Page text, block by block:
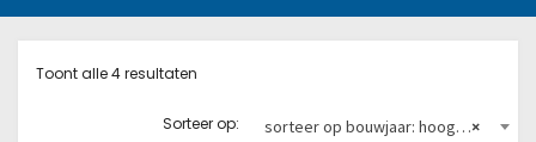
Toont alle 4 resultaten
Sorteer op: ×
sorteer op bouwjaar: hoog naar laag